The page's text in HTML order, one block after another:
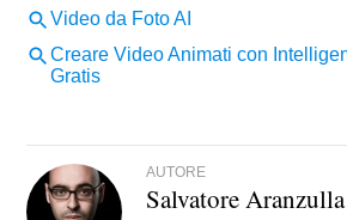
AUTORE
Salvatore Aranzulla